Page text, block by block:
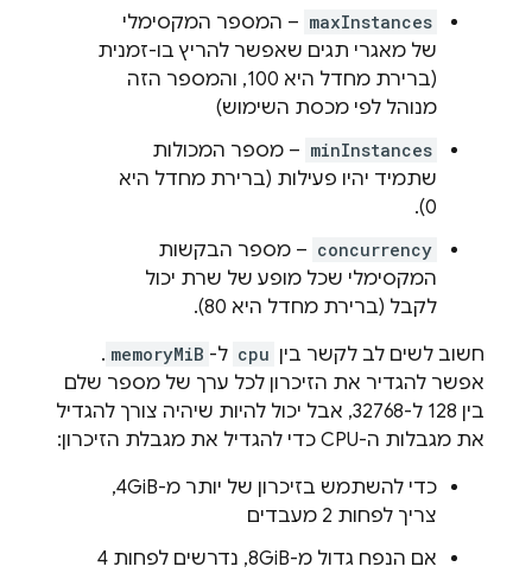
maxInstances – המספר המקסימלי
של מאגרי תגים שאפשר להריץ בו-זמנית
(ברירת מחדל היא 100, והמספר הזה
מנוהל לפי מכסת השימוש)
minInstances – מספר המכולות
שתמיד יהיו פעילות (ברירת מחדל היא
0).
concurrency – מספר הבקשות
המקסימלי שכל מופע של שרת יכול
לקבל (ברירת מחדל היא 80).
חשוב לשים לב לקשר בין cpu ל- memoryMiB
.
אפשר להגדיר את הזיכרון לכל ערך של מספר שלם
בין 128 ל-32768, אבל יכול להיות שיהיה צורך להגדיל
את מגבלות ה-CPU כדי להגדיל את מגבלת הזיכרון:
כדי להשתמש בזיכרון של יותר מ-4GiB,
צריך לפחות 2 מעבדים
אם הנפח גדול מ-8GiB, נדרשים לפחות 4